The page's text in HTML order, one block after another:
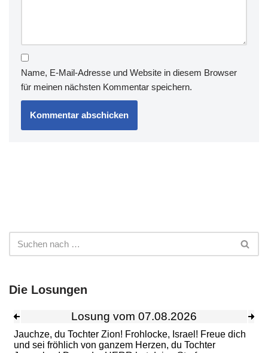
Name, E-Mail-Adresse und Website in diesem Browser
für meinen nächsten Kommentar speichern.
Die Losungen